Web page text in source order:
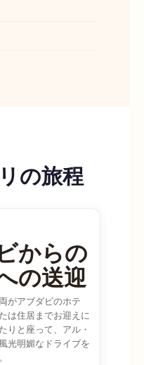
の旅程
からの
の送迎
がアブダビのホテ
は住居までお迎えに
りと座って、アル・
光明媚なドライブを